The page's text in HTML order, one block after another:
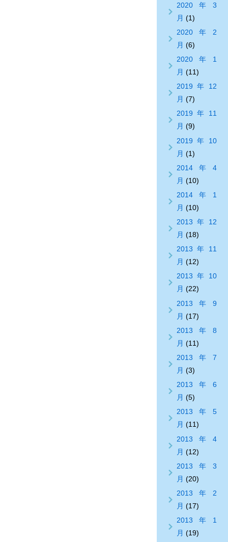
2020年3
月 (1)
2020年2
月 (6)
2020年1
月 (11)
2019年12
月 (7)
2019年11
月 (9)
2019年10
月 (1)
2014年4
月 (10)
2014年1
月 (10)
2013年12
月 (18)
2013年11
月 (12)
2013年10
月 (22)
2013年9
月 (17)
2013年8
月 (11)
2013年7
月 (3)
2013年6
月 (5)
2013年5
月 (11)
2013年4
月 (12)
2013年3
月 (20)
2013年2
月 (17)
2013年1
月 (19)